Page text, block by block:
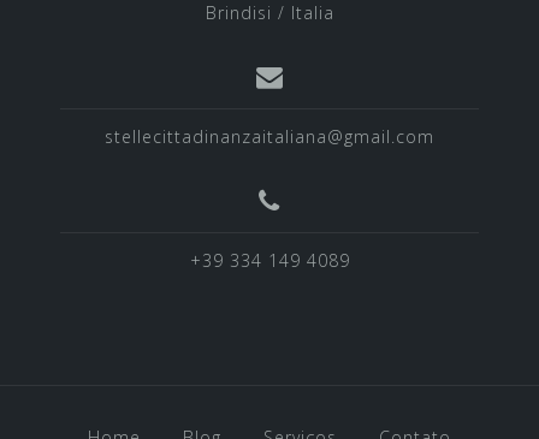
Brindisi / Italia
stellecittadinanzaitaliana@gmail.com
+39 334 149 4089